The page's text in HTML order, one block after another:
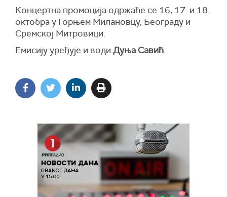
Концертна промоција одржаће се 16, 17. и 18.
октобра у Горњем Милановцу, Београду и
Сремској Митровици.
Емисију уређује и води Дуња Савић.